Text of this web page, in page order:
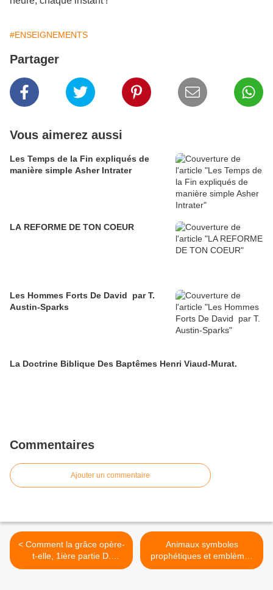
#ENSEIGNEMENTS
Partager
Vous aimerez aussi
Les Temps de la Fin expliqués de
manière simple Asher Intrater
LA REFORME DE TON COEUR
Les Hommes Forts De David par T.
Austin-Sparks
La Doctrine Biblique Des Baptêmes Henri Viaud-Murat.
Commentaires
Ajouter un commentaire
< Comment la grâce opère-
t-elle, 1ière partie D.
PRINCE
Animaux symboles
prophétiques et emblèmes
des nations >